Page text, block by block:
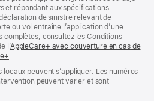
et répondant aux spécifications
de sinistre relevant de
ou vol entraîne l’application d’une
complètes, consultez les Conditions
l’AppleCare+ avec couverture en cas de
(s’ouvre
une
nouvelle
.
locaux peuvent s’appliquer. Les numéros
peuvent varier et sont